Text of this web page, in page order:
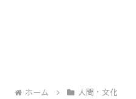
ホーム 人間・文化